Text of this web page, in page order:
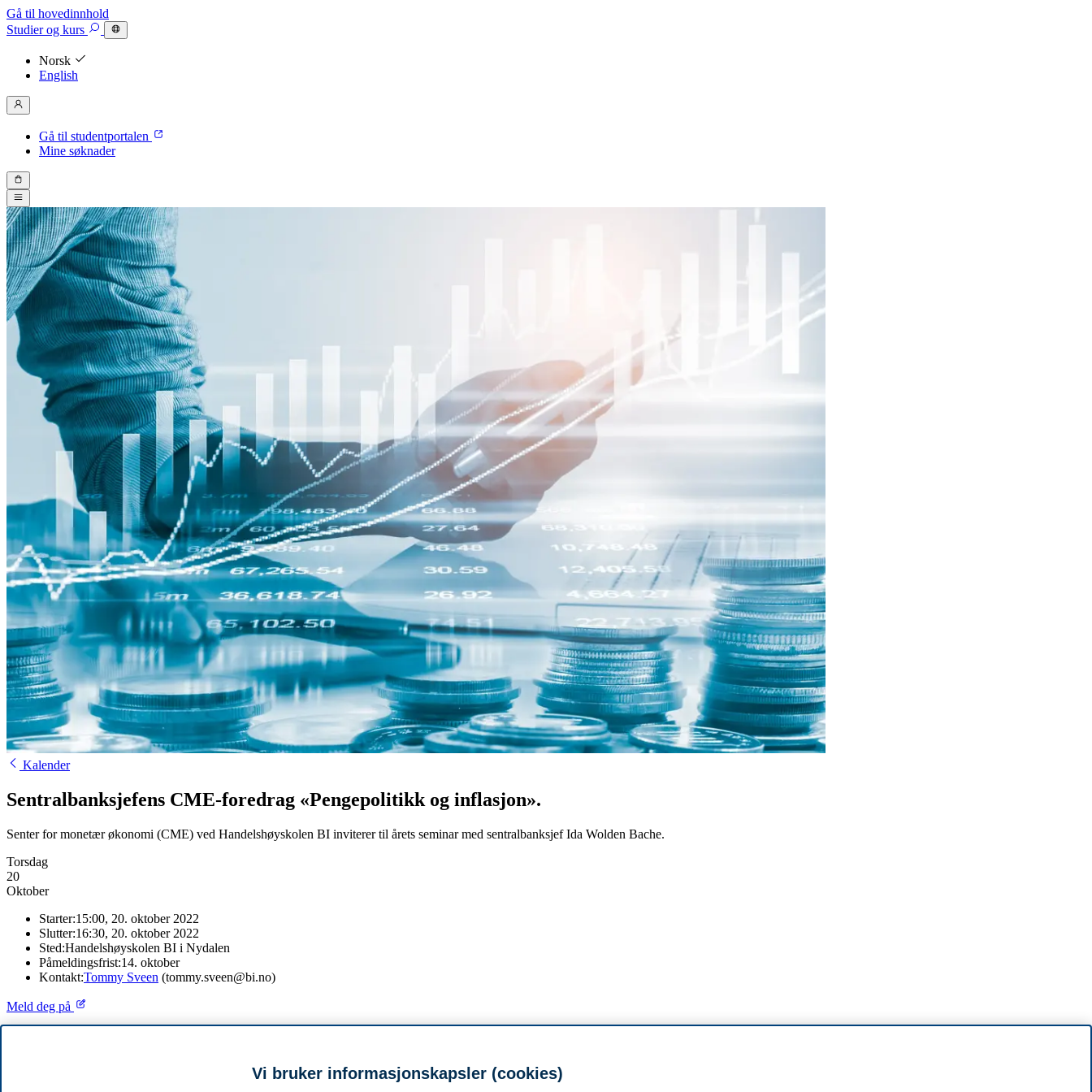
Gå til hovedinnhold
Studierog kurs
Norsk
English
Gå til studentportalen
Mine søknader
Kalender
Sentralbanksjefens CME-foredrag «Pengepolitikk og inflasjon».
Senter for monetær økonomi (CME) ved Handelshøyskolen BI inviterer til årets seminar med sentralbanksjef Ida Wolden Bache.
Torsdag
20
Oktober
Starter:15:00, 20. oktober 2022
Slutter:16:30, 20. oktober 2022
Sted:Handelshøyskolen BI i Nydalen
Påmeldingsfrist:14. oktober
Kontakt:Tommy Sveen (tommy.sveen@bi.no)
Meld deg på
Vi bruker informasjonskapsler (cookies)